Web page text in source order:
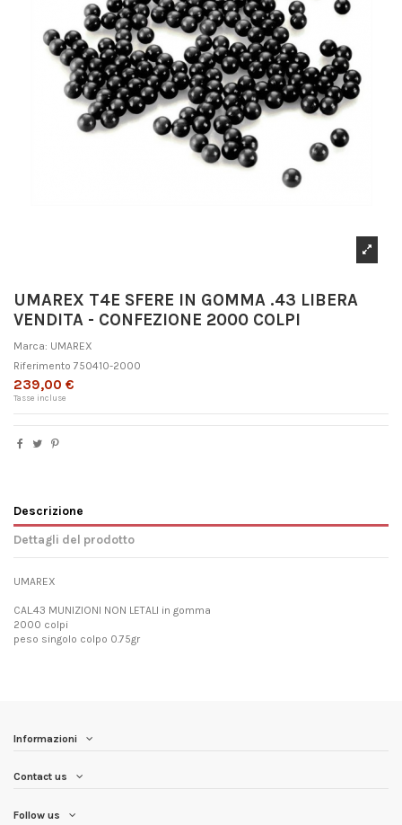
UMAREX T4E SFERE IN GOMMA .43 LIBERA
VENDITA - CONFEZIONE 2000 COLPI
Marca: UMAREX
Riferimento 750410-2000
239,00 €
Tasse incluse
Descrizione
Dettagli del prodotto
UMAREX
CAL.43 MUNIZIONI NON LETALI in gomma
2000 colpi
peso singolo colpo 0.75gr
Informazioni
Contact us
Follow us